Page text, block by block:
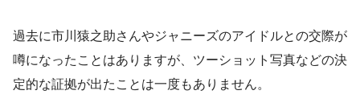
過去に市川猿之助さんやジャニーズのアイドルとの交際が
噂になったことはありますが、ツーショット写真などの決
定的な証拠が出たことは一度もありません。